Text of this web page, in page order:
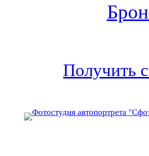
Получить